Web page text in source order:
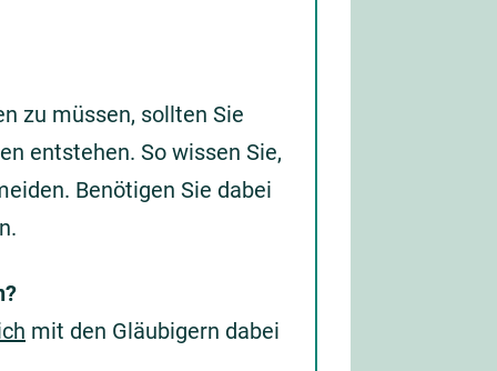
zu müssen, sollten Sie
entstehen. So wissen Sie,
Benötigen Sie dabei
mit den Gläubigern dabei